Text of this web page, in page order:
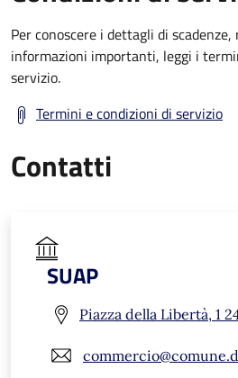
Per conoscere i dettagli di
informazioni importanti, leggi i
servizio.
Termini e condizioni di servizio
Contatti
SUAP
Piazza della Libertà, 1